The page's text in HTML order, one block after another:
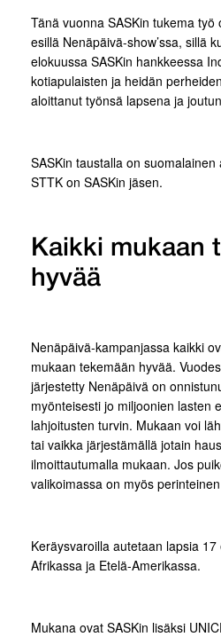
Tänä vuonna SASKin tukema
esillä Nenäpäivä-show’ssa, sillä
elokuussa SASKin hankkeessa
kotiapulaisten ja heidän
aloittanut työnsä lapsena ja
SASKin taustalla on
STTK on SASKin jäsen.
Kaikki mukaan
hyvää
Nenäpäivä-kampanjassa kaikki
mukaan tekemään hyvää.
järjestetty Nenäpäivä on
myönteisesti jo miljoonien lasten
lahjoitusten turvin. Mukaan voi
tai vaikka järjestämällä jotain
ilmoittautumalla mukaan. Jos
valikoimassa on myös
Keräysvaroilla autetaan lapsia
Afrikassa ja Etelä-Amerikassa.
Mukana ovat SASKin lisäksi